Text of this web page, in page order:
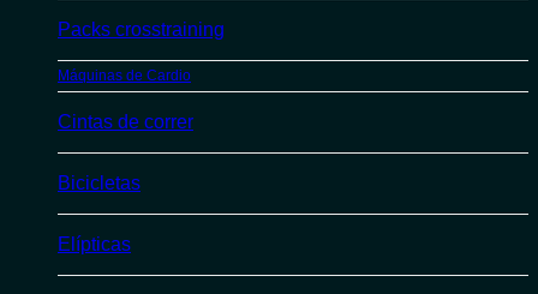
Packs crosstraining
Máquinas de Cardio
Cintas de correr
Bicicletas
Elípticas